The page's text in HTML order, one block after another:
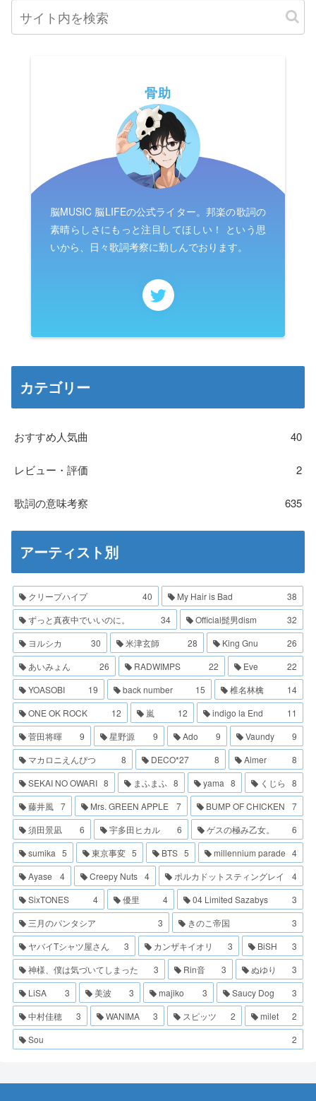
骨助
脳MUSIC 脳LIFEの公式ライター。邦楽の歌詞の
素晴らしさにもっと注目してほしい！ という思
いから、日々歌詞考察に勤しんでおります。
カテゴリー
おすすめ人気曲 40
レビュー・評価 2
歌詞の意味考察 635
アーティスト別
クリープハイプ 40 My Hair is Bad
38
ずっと真夜中でいいのに。
34 Official髭男dism
32
ヨルシカ
30 米津玄師 28 King Gnu
26
あいみょん
26 RADWIMPS 22 Eve
22
YOASOBI
19 back number 15 椎名林檎
14
ONE OK ROCK
12 嵐 12 indigo la End
11
菅田将暉
9 星野源 9 Ado 9 Vaundy
9
マカロニえんぴつ
8 DECO*27 8 Aimer
8
SEKAI NO OWARI 8 まふまふ 8 yama 8 くじら
8
藤井風
7 Mrs. GREEN APPLE 7 BUMP OF CHICKEN
7
須田景凪
6 宇多田ヒカル 6 ゲスの極み乙女。
6
sumika 5 東京事変 5 BTS 5 millennium parade 4
Ayase
4 Creepy Nuts 4 ポルカドットスティングレイ
4
SixTONES
4 優里 4 04 Limited Sazabys
3
三月のパンタシア
3 きのこ帝国
3
ヤバイTシャツ屋さん
3 カンザキイオリ 3 BiSH
3
神様、僕は気づいてしまった
3 Rin音 3 ぬゆり
3
LiSA
3 美波 3 majiko 3 Saucy Dog
3
中村佳穂
3 WANIMA 3 スピッツ 2 milet
2
Sou
2